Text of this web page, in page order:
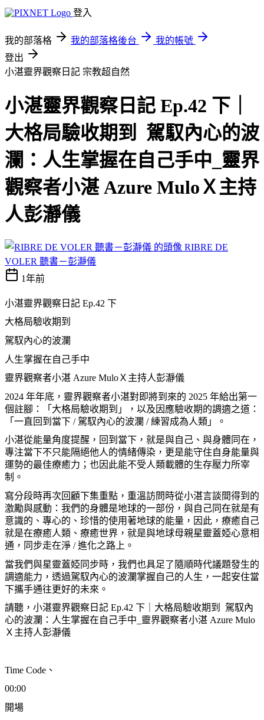
登入
我的部落格 我的部落格後台
我的帳號
登出
小湛靈界觀察日記 宗教超自然
小湛靈界觀察日記 Ep.42 下｜
大格局驗收期到 駕馭內心的波
瀾：人生掌握在自己手中_靈界
觀察者小湛 Azure MuloＸ主持
人彭瀞儀
RIBRE DE
VOLER 聽書－彭瀞儀
1年前
小湛靈界觀察日記 Ep.42 下
大格局驗收期到
駕馭內心的波瀾
人生掌握在自己手中
靈界觀察者小湛 Azure MuloＸ主持人彭瀞儀
2024 年年底，靈界觀察者小湛對即將到來的 2025 年給出第一
個註腳：「大格局驗收期到」，以及因應驗收期的調適之道：
「一直回到當下 / 駕馭內心的波瀾 /練習成為人類」。
小湛從能量角度提醒，回到當下，就是與自己、與身體同在，
專注當下不只能隔絕他人的情緒傳染，更是能守住自身能量與
運勢的最佳療癒力；也因此能不受人類載體的生存壓力所宰
制。
寫分段時再次回顧下集重點，重溫訪問時從小湛言談間得到的
激勵與感動：我們的身體是地球的一部份，與自己同在就是有
意識的、專心的、珍惜的使用著地球的能量，因此，療癒自己
就是在療癒人類、療癒世界，就是與地球母親星靈蓋婭心意相
通，同步走在淨 /進化之路上。
當我們與星靈蓋婭同步時，我們也具足了隨順時代議題發生的
調適能力，透過駕馭內心的波瀾掌握自己的人生，一起安住當
下攜手通往更好的未來。
請聽，小湛靈界觀察日記 Ep.42 下｜大格局驗收期到
駕馭內
心的波瀾：人生掌握在自己手中 靈界觀察者小湛 Azure Mulo
Ｘ主持人彭瀞儀
Time Code 、
00:00
開場